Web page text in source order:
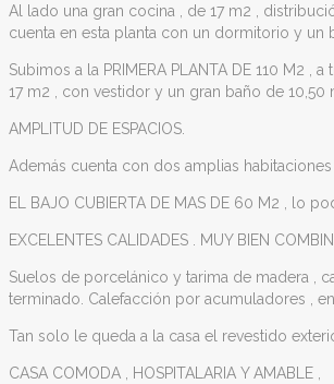
Al lado una gran cocina , de 17 m2 ,
cuenta en esta planta con un dormitorio y un
Subimos a la PRIMERA PLANTA DE 110
17 m2 , con vestidor y un gran baño de
AMPLITUD DE ESPACIOS.
Además cuenta con dos amplias
EL BAJO CUBIERTA DE MAS DE 60 M2 , lo
EXCELENTES CALIDADES . MUY BIEN
Suelos de porcelánico y tarima de madera ,
terminado. Calefacción por acumuladores ,
Tan solo le queda a la casa el revestido
CASA COMODA , HOSPITALARIA Y AMABLE ,